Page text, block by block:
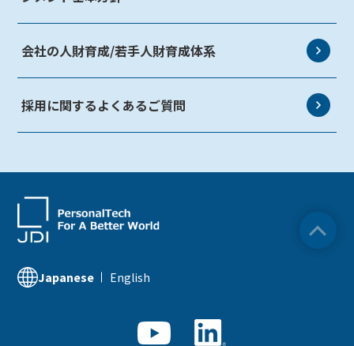
新卒事務系職一覧
新卒技術職一覧
選考フロー
会社の人財育成/若手人財育成体系
採用に関するよくあるご質問
Japanese English